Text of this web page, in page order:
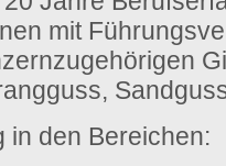
We offer support for our
customers
Mon - Fri 8:00am -
(GMT +1)
mit
in den Bereichen: